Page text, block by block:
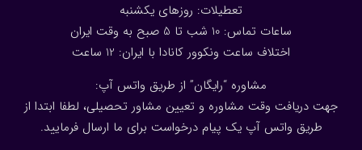
تعطیلات: روزهای یکشنبه
ساعات تماس: 10 شب تا 5 صبح به وقت ایران
اختلاف ساعت ونکوور کانادا با ایران: 1 2 ساعت
مشاوره “رایگان” از طریق واتس آپ:
جهت دریافت وقت مشاوره و تعیین مشاور تحصیلی، لطفا ابتدا از
طریق واتس آپ یک پیام درخواست برای ما ارسال فرمایید.